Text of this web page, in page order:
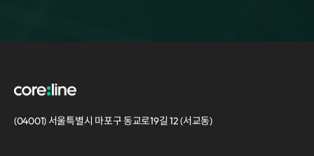
(04001) 서울특별시 마포구 동교로19길 12 (서교동)